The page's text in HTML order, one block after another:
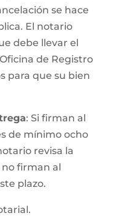
se hace
El notario
debe llevar el
de Registro
para que su bien
: Si firman al
de mínimo ocho
revisa la
firman al
plazo.